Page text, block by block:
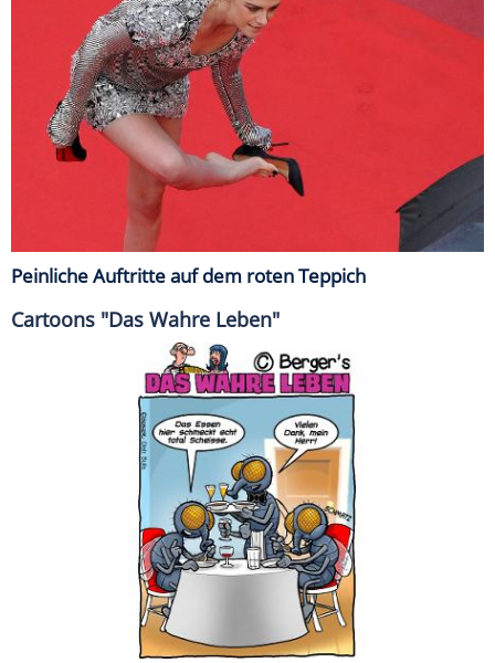
Peinliche Auftritte auf dem roten Teppich
Cartoons "Das Wahre Leben"